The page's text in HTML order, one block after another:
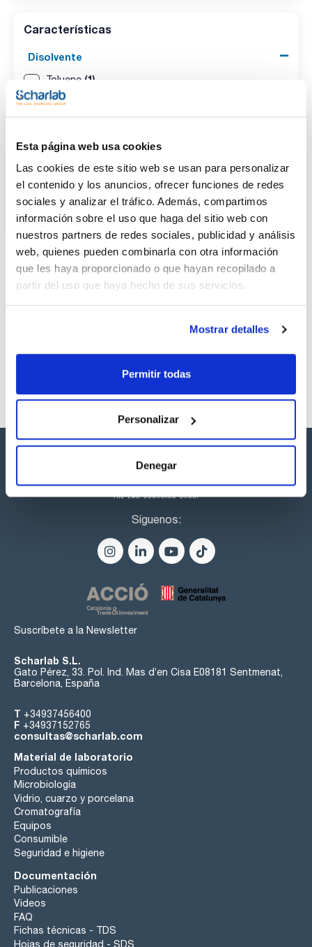
Esta página web usa cookies
Las cookies de este sitio web se usan para personalizar
el contenido y los anuncios, ofrecer funciones de redes
sociales y analizar el tráfico. Además, compartimos
información sobre el uso que haga del sitio web con
nuestros partners de redes sociales, publicidad y análisis
web, quienes pueden combinarla con otra información
que les haya proporcionado o que hayan recopilado a
partir del uso que haya hecho de sus servicios.
Mostrar detalles
Permitir todas
Personalizar
Denegar
Características
Disolvente
Toluene (1)
Envase
Ampoule (1)
1 mL(1)
Disolvente
Toluene
Envase
Ampoule
Volumen
1 mL
Comprar
Síguenos:
Suscríbete a la Newsletter
Scharlab S.L.
Gato Pérez, 33. Pol. Ind. Mas d’en Cisa E08181 Sentmenat,
Barcelona, España
T +34937456400
F +34937152765
consultas@scharlab.com
Material de laboratorio
Productos químicos
Microbiología
Vidrio, cuarzo y porcelana
Cromatografía
Equipos
Consumible
Seguridad e higiene
Documentación
Publicaciones
Videos
FAQ
Fichas técnicas - TDS
Hojas de seguridad - SDS